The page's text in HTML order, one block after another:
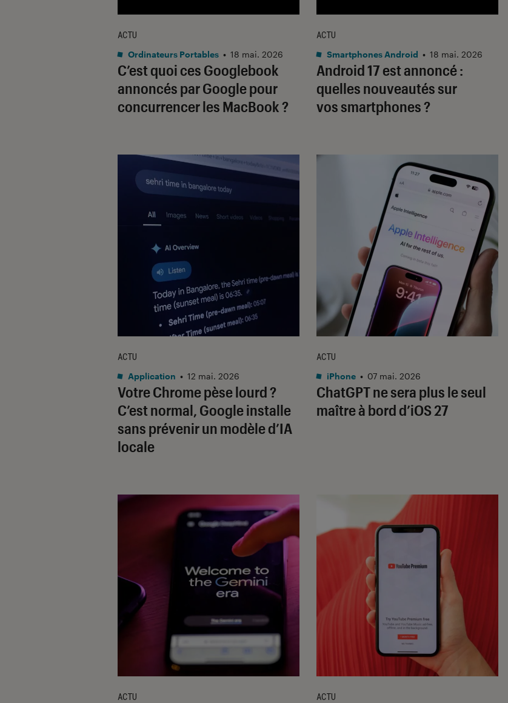
C’est quoi ces Googlebook
annoncés par Google pour
concurrencer les MacBook ?
ACTU
Ordinateurs Portables • 18 mai. 2026
Android 17 est annoncé :
quelles nouveautés sur
vos smartphones ?
ACTU
Smartphones Android • 18 mai. 2026
Votre Chrome pèse lourd ?
C’est normal, Google installe
sans prévenir un modèle d’IA
locale
ACTU
Application • 12 mai. 2026
ChatGPT ne sera plus le seul
maître à bord d’iOS 27
ACTU
iPhone • 07 mai. 2026
ACTU ACTU